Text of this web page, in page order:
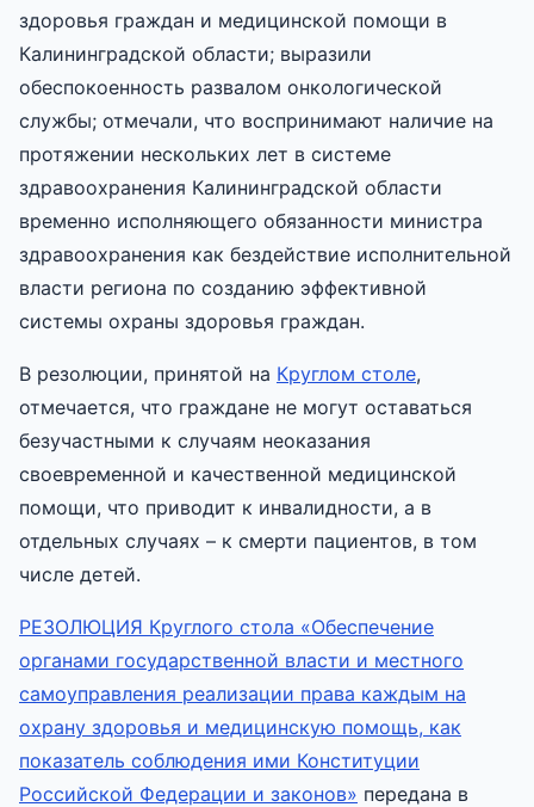
здоровья граждан и медицинской помощи в
Калининградской области; выразили
обеспокоенность развалом онкологической
службы; отмечали, что воспринимают наличие на
протяжении нескольких лет в системе
здравоохранения Калининградской области
временно исполняющего обязанности министра
здравоохранения как бездействие исполнительной
власти региона по созданию эффективной
системы охраны здоровья граждан.
В резолюции, принятой на Круглом столе,
отмечается, что граждане не могут оставаться
безучастными к случаям неоказания
своевременной и качественной медицинской
помощи, что приводит к инвалидности, а в
отдельных случаях – к смерти пациентов, в том
числе детей.
РЕЗОЛЮЦИЯ Круглого стола «Обеспечение
органами государственной власти и местного
самоуправления реализации права каждым на
охрану здоровья и медицинскую помощь, как
показатель соблюдения ими Конституции
Российской Федерации и законов» передана в